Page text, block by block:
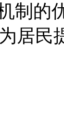
制的
居民